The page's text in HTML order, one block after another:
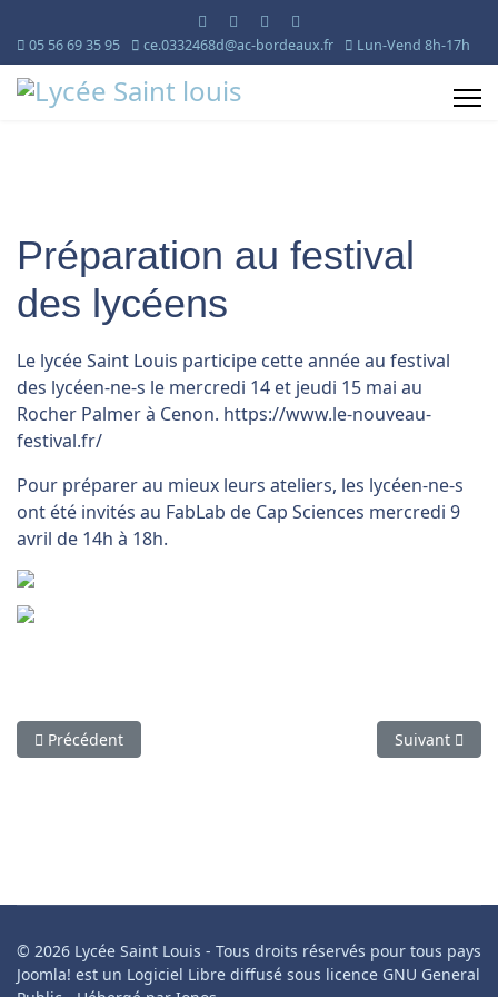
05 56 69 35 95 ce.0332468d@ac-bordeaux.fr Lun-Vend 8h-17h
Préparation au festival
des lycéens
Le lycée Saint Louis participe cette année au festival
des lycéen-ne-s le mercredi 14 et jeudi 15 mai au
Rocher Palmer à Cenon. https://www.le-nouveau-
festival.fr/
Pour préparer au mieux leurs ateliers, les lycéen-ne-s
ont été invités au FabLab de Cap Sciences mercredi 9
avril de 14h à 18h.
Article précédent : Rentrée 2025 : dates et horaires
Précédent Article
Suivant
© 2026 Lycée Saint Louis - Tous droits réservés pour tous pays
Joomla! est un Logiciel Libre diffusé sous licence GNU General